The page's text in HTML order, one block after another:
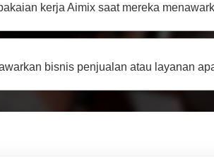
kerja Aimix saat mereka
bisnis penjualan atau layanan